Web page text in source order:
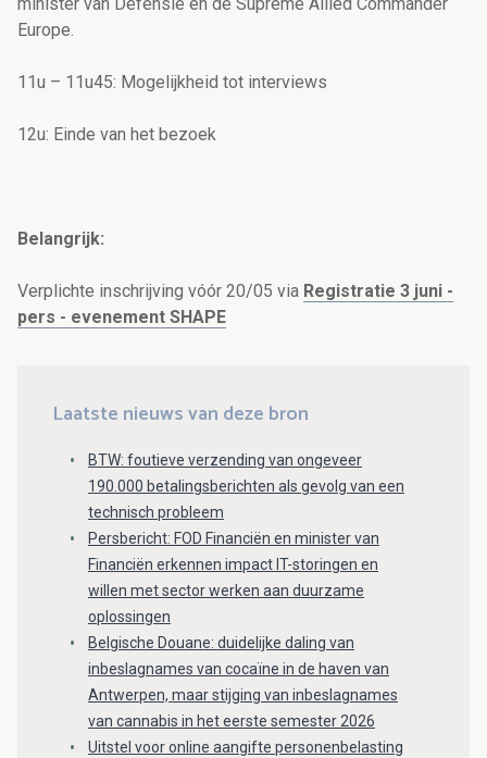
Europe.
11u – 11u45: Mogelijkheid tot interviews
12u: Einde van het bezoek
Belangrijk:
Verplichte inschrijving vóór 20/05 via Registratie 3 juni -
pers - evenement SHAPE
Laatste nieuws van deze bron
BTW: foutieve verzending van ongeveer
190.000 betalingsberichten als gevolg van een
technisch probleem
Persbericht: FOD Financiën en minister van
Financiën erkennen impact IT-storingen en
willen met sector werken aan duurzame
oplossingen
Belgische Douane: duidelijke daling van
inbeslagnames van cocaïne in de haven van
Antwerpen, maar stijging van inbeslagnames
van cannabis in het eerste semester 2026
Uitstel voor online aangifte personenbelasting